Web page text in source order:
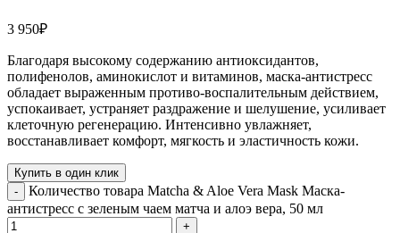
3 950₽
Благодаря высокому содержанию антиоксидантов,
полифенолов, аминокислот и витаминов, маска-антистресс
обладает выраженным противо-воспалительным действием,
успокаивает, устраняет раздражение и шелушение, усиливает
клеточную регенерацию. Интенсивно увлажняет,
восстанавливает комфорт, мягкость и эластичность кожи.
Купить в один клик
Количество товара Matcha & Aloe Vera Mask Маска-
антистресс с зеленым чаем матча и алоэ вера, 50 мл